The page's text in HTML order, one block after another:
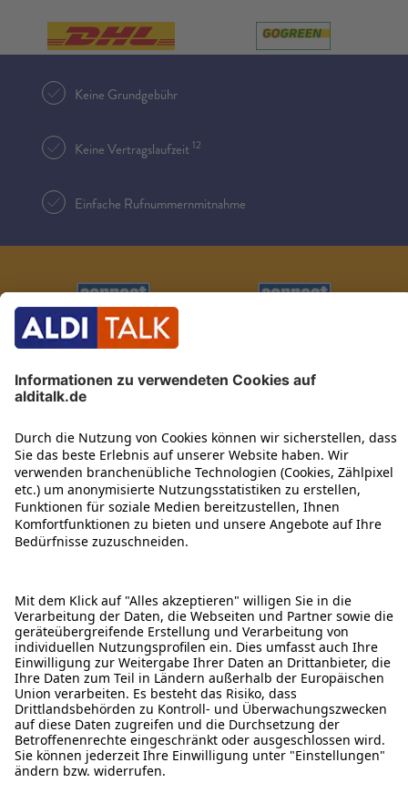
Keine Grundgebühr
Keine Vertragslaufzeit12
Einfache Rufnummernmitnahme
ALDI TALK WEBSHOP
ALDI TALK MOBILFUNK
HILFE-THEMEN
ALDI SERVICES